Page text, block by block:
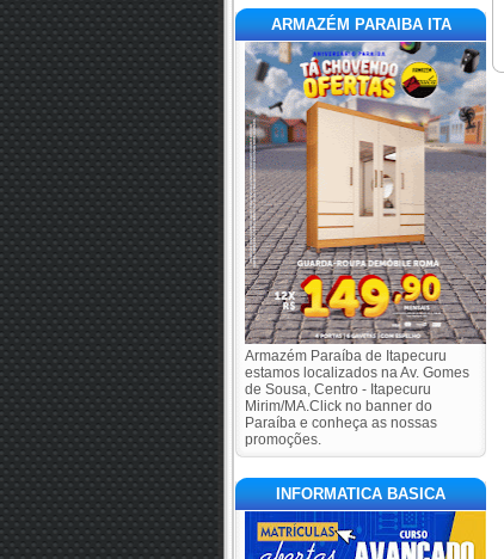
ARMAZÉM PARAIBA ITA
Armazém Paraíba de Itapecuru
estamos localizados na Av. Gomes
de Sousa, Centro - Itapecuru
Mirim/MA.Click no banner do
Paraíba e conheça as nossas
promoções.
INFORMATICA BASICA